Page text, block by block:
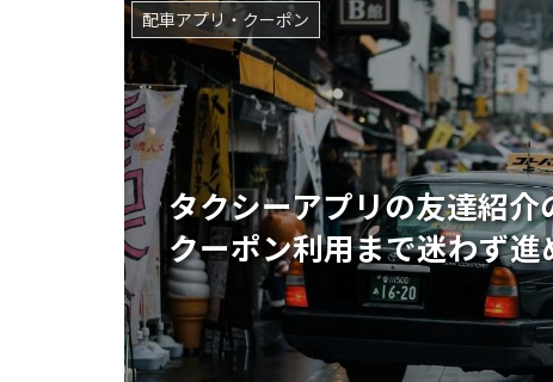
タクシーアプリの友達紹
クーポン利用まで迷わず進
配車アプリ・クーポン